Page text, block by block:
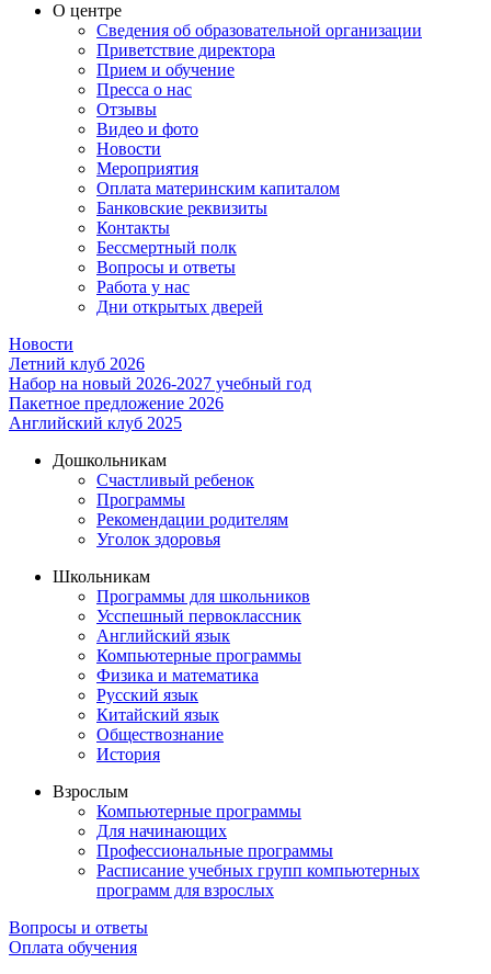
О центре
Сведения об образовательной организации
Приветствие директора
Прием и обучение
Пресса о нас
Отзывы
Видео и фото
Новости
Мероприятия
Оплата материнским капиталом
Банковские реквизиты
Контакты
Бессмертный полк
Вопросы и ответы
Работа у нас
Дни открытых дверей
Новости
Летний клуб 2026
Набор на новый 2026-2027 учебный год
Пакетное предложение 2026
Английский клуб 2025
Дошкольникам
Счастливый ребенок
Программы
Рекомендации родителям
Уголок здоровья
Школьникам
Программы для школьников
Усспешный первоклассник
Английский язык
Компьютерные программы
Физика и математика
Русский язык
Китайский язык
Обществознание
История
Взрослым
Компьютерные программы
Для начинающих
Профессиональные программы
Расписание учебных групп компьютерных
программ для взрослых
Вопросы и ответы
Оплата обучения